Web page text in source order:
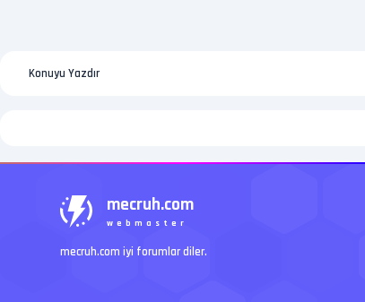
Konuyu Yazdır
mecruh.com
webmaster
mecruh.com iyi forumlar diler.